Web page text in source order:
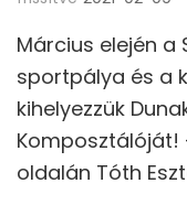
Március elején a
sportpálya és a
kihelyezzük
Komposztálóját!
oldalán Tóth